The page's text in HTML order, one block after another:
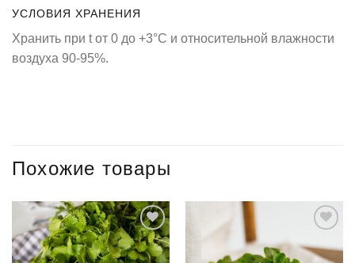
УСЛОВИЯ ХРАНЕНИЯ
Хранить при t от 0 до +3°C и относительной влажности
воздуха 90-95%.
Похожие товары